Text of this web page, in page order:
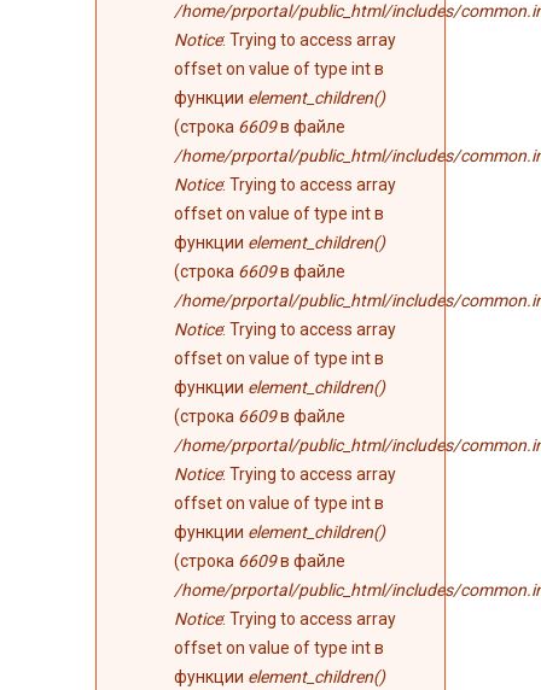
/home/prportal/public_html/includes/
Notice: Trying to access array
offset on value of type int в
функции element_children()
(строка 6609в файле
/home/prportal/public_html/includes/
Notice: Trying to access array
offset on value of type int в
функции element_children()
(строка 6609в файле
/home/prportal/public_html/includes/
Notice: Trying to access array
offset on value of type int в
функции element_children()
(строка 6609в файле
/home/prportal/public_html/includes/
Notice: Trying to access array
offset on value of type int в
функции element_children()
(строка 6609в файле
/home/prportal/public_html/includes/
Notice: Trying to access array
offset on value of type int в
функции element_children()